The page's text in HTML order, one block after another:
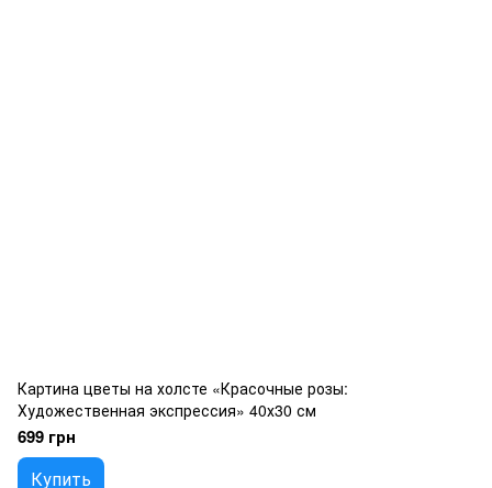
Картина цветы на холсте «Красочные розы:
Художественная экспрессия» 40х30 см
699 грн
Купить